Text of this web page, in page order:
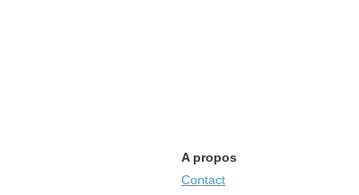
A propos
Contact